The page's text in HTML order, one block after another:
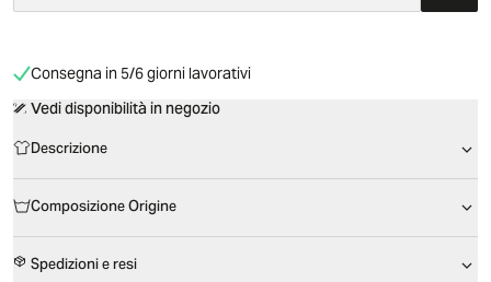
Consegna in 5/6 giorni lavorativi
Vedi disponibilità in negozio
Descrizione
Composizione Origine
Spedizioni e resi